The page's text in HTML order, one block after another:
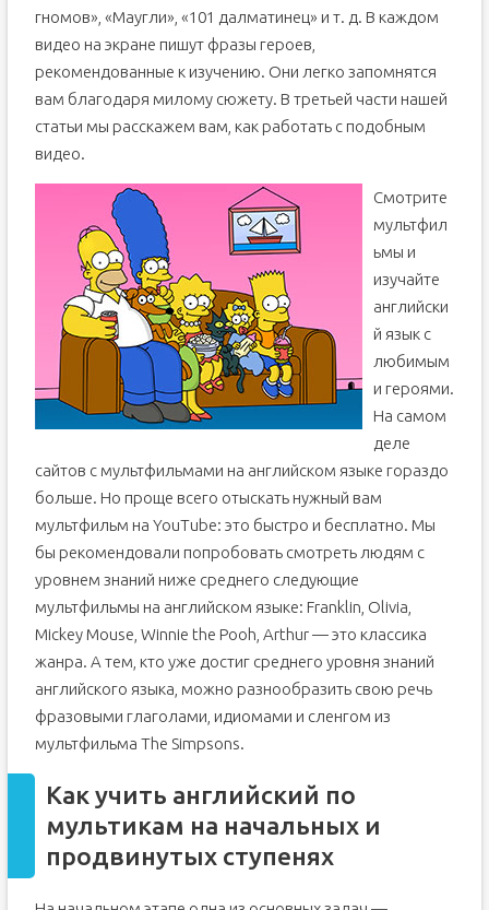
гномов», «Маугли», «101 далматинец» и т. д. В каждом
видео на экране пишут фразы героев,
рекомендованные к изучению. Они легко запомнятся
вам благодаря милому сюжету. В третьей части нашей
статьи мы расскажем вам, как работать с подобным
видео.
Смотрите
мультфил
ьмы и
изучайте
английски
й язык с
любимым
и героями.
На самом
деле
сайтов с мультфильмами на английском языке гораздо
больше. Но проще всего отыскать нужный вам
мультфильм на YouTube: это быстро и бесплатно. Мы
бы рекомендовали попробовать смотреть людям с
уровнем знаний ниже среднего следующие
мультфильмы на английском языке: Franklin, Olivia,
Mickey Mouse, Winnie the Pooh, Arthur — это классика
жанра. А тем, кто уже достиг среднего уровня знаний
английского языка, можно разнообразить свою речь
фразовыми глаголами, идиомами и сленгом из
мультфильма The Simpsons.
Как учить английский по
мультикам на начальных и
продвинутых ступенях